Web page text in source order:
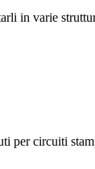
in varie
per circuiti